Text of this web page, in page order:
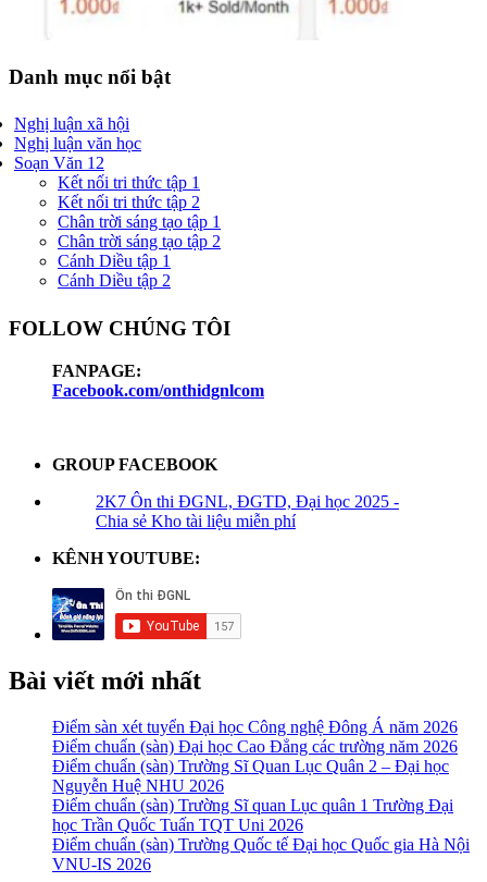
Danh mục nổi bật
Nghị luận xã hội
Nghị luận văn học
Soạn Văn 12
Kết nối tri thức tập 1
Kết nối tri thức tập 2
Chân trời sáng tạo tập 1
Chân trời sáng tạo tập 2
Cánh Diều tập 1
Cánh Diều tập 2
FOLLOW CHÚNG TÔI
FANPAGE:
Facebook.com/onthidgnlcom
GROUP FACEBOOK
2K7 Ôn thi ĐGNL, ĐGTD, Đại học 2025 -
Chia sẻ Kho tài liệu miễn phí
KÊNH YOUTUBE:
Bài viết mới nhất
Điểm sàn xét tuyển Đại học Công nghệ Đông Á năm 2026
Điểm chuẩn (sàn) Đại học Cao Đẳng các trường năm 2026
Điểm chuẩn (sàn) Trường Sĩ Quan Lục Quân 2 – Đại học
Nguyễn Huệ NHU 2026
Điểm chuẩn (sàn) Trường Sĩ quan Lục quân 1 Trường Đại
học Trần Quốc Tuấn TQT Uni 2026
Điểm chuẩn (sàn) Trường Quốc tế Đại học Quốc gia Hà Nội
VNU-IS 2026